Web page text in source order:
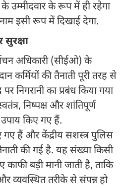
उम्मीदवार के रूप में ही रहेगा
इसी रूप में दिखाई देगा.
अधिकारी (सीईओ) के
कर्मियों की तैनाती पूरी तरह से
निगरानी का प्रबंध किया गया
निष्पक्ष और शांतिपूर्ण
किए गए हैं.
हैं और केंद्रीय सशस्त्र पुलिस
की गई है. यह संख्या किसी
काफी बड़ी मानी जाती है, ताकि
व्यवस्थित तरीके से संपन्न हो